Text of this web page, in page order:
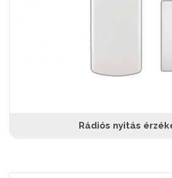
Rádiós nyitás